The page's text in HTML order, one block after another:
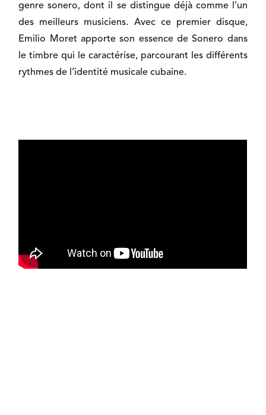
genre sonero, dont il se distingue déjà comme l’un
des meilleurs musiciens. Avec ce premier disque,
Emilio Moret apporte son essence de Sonero dans
le timbre qui le caractérise, parcourant les différents
rythmes de l’identité musicale cubaine.